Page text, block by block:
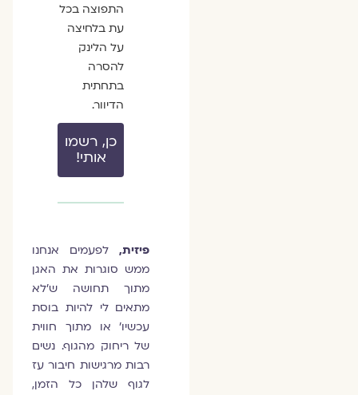
התפוצה בכל
עת בלחיצה
על הלינק
להסרה
בתחתית
הדיוור.
כן, רשמו
אותי!
פיזית,
לפעמים אנחנו
ממש סוגרות את האגן
מתוך תחושה ש'לא
מתאים לי להיות בוסת
עכשיו' או מתוך חווית
של ריחוק מהגוף. נשים
רבות מרגישות חיבור עז
לגוף שלהן כל הזמן,